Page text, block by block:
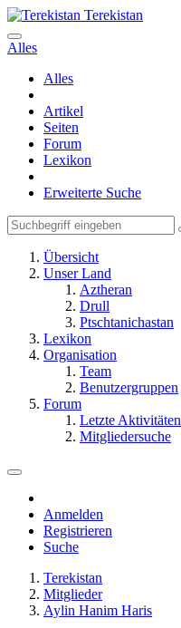
Terekistan
Alles
Alles
Artikel
Seiten
Forum
Lexikon
Erweiterte Suche
Übersicht
Unser Land
Aztheran
Drull
Ptschtanichastan
Lexikon
Organisation
Team
Benutzergruppen
Forum
Letzte Aktivitäten
Mitgliedersuche
Anmelden
Registrieren
Suche
Terekistan
Mitglieder
Aylin Hanim Haris